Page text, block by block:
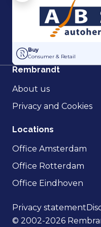
Acquisition Autoschade
Buy
Consumer & Retail
Rembrandt
About us
Privacy and Cookies
Locations
Office Amsterdam
Office Rotterdam
Office Eindhoven
Privacy statement
© 2002-2026